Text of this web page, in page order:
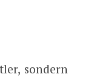
sondern